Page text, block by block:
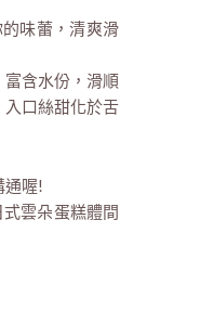
味蕾，清爽滑
含水份，滑順
口絲甜化於舌
通喔!
雲朵蛋糕體間